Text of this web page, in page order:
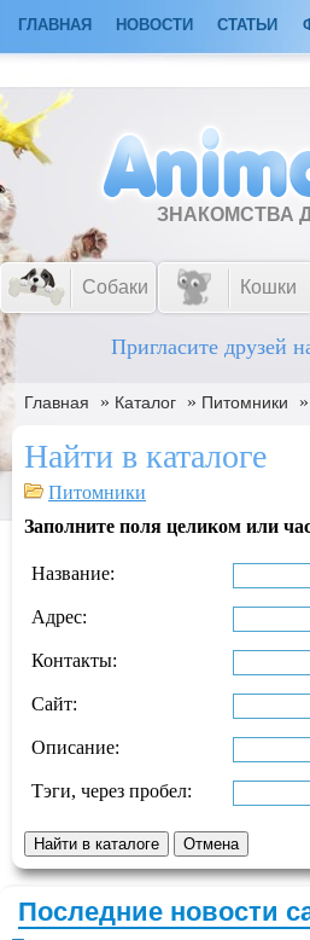
ГЛАВНАЯ НОВОСТИ СТАТЬИ
ЗНАКОМСТВА
Собаки Кошки
Пригласите друзей
Главная » Каталог » Питомники »
Найти в каталоге
Питомники
Заполните поля целиком или
Название:
Адрес:
Контакты:
Сайт:
Описание:
Тэги, через пробел:
Последние новости